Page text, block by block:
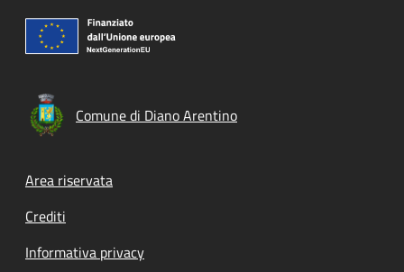
Comune di Diano Arentino
Footer menu
Area riservata
Crediti
Informativa privacy